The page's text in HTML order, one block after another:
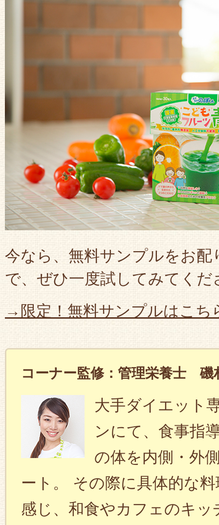
今なら、無料サンプルをお
で、ぜひ一度試してみてくだ
→限定！無料サンプルはこち
コーナー監修：管理栄養士 磯
大手ダイエット
ンにて、食事指
の体を内側・外
ート。 その際に具体的な
感じ、和食やカフェのキ